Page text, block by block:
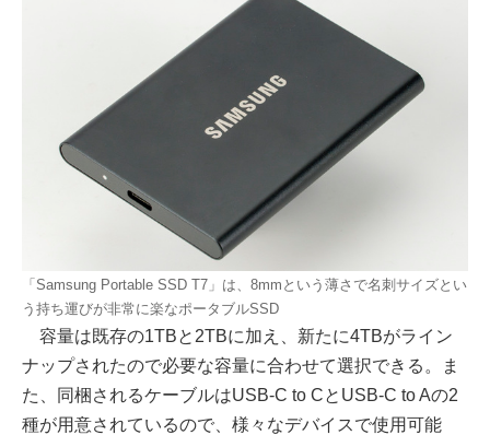
「Samsung Portable SSD T7」は、8mmという薄さで名刺サイズとい
う持ち運びが非常に楽なポータブルSSD
容量は既存の1TBと2TBに加え、新たに4TBがライン
ナップされたので必要な容量に合わせて選択できる。ま
た、同梱されるケーブルはUSB-C to CとUSB-C to Aの2
種が用意されているので、様々なデバイスで使用可能